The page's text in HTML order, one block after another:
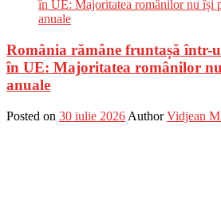
România rămâne fruntașă într-
în UE: Majoritatea românilor
anuale
Posted on 30 iulie 2026 Author Vidjean